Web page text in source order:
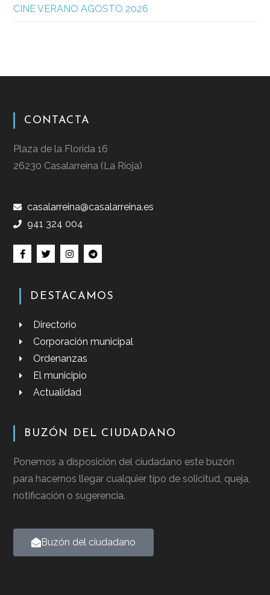
CINE VERANO AGOSTO 2026
CONTACTA
Plaza de la Florida 16
26230 Casalarreina (La Rioja)
casalarreina@casalarreina.es
941 324 004
DESTACAMOS
Directorio
Corporación municipal
Ordenanzas
El municipio
Actualidad
BUZÓN DEL CIUDADANO
Ponemos a disposición del ciudadano este buzón
para hacernos llegar cualquier tipo de solicitud, queja,
notificación o sugerencia.
Buzón del ciudadano